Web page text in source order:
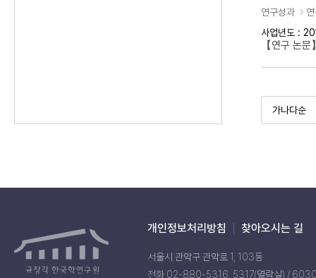
연구성과
사업년도 :
【연구 논
개인정보처리방침 찾아오시는 길
서울시 관악구 관악로 1, 103동
전화 02-880-5316, 5317(열람실) /